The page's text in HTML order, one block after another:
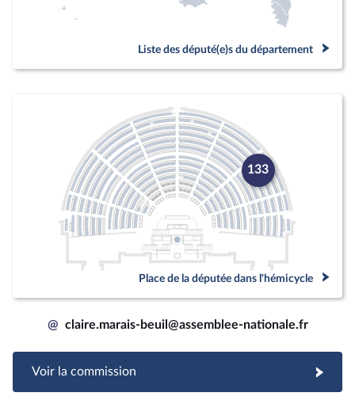
Liste des député(e)s du département
133
Place de la députée dans l'hémicycle
@ claire.marais-beuil@assemblee-nationale.fr
Voir la commission